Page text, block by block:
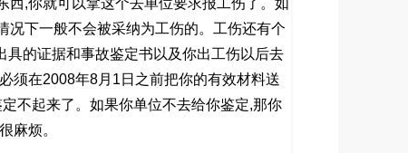
西,你就可以拿这个去单位要求报工伤了。如
况下一般不会被采纳为工伤的。工伤还有个
具的证据和事故鉴定书以及你出工伤以后去
须在2008年8月 1 日之前把你的有效材料送
不起来了。如果你单位不去给你鉴定,那你
麻烦。